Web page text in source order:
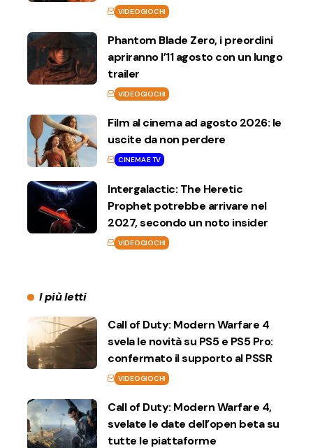
VIDEOGIOCHI
Phantom Blade Zero, i preordini
apriranno l’11 agosto con un lungo
trailer
VIDEOGIOCHI
Film al cinema ad agosto 2026: le
uscite da non perdere
CINEMA E TV
Intergalactic: The Heretic
Prophet potrebbe arrivare nel
2027, secondo un noto insider
VIDEOGIOCHI
I più letti
Call of Duty: Modern Warfare 4
svela le novità su PS5 e PS5 Pro:
confermato il supporto al PSSR
VIDEOGIOCHI
Call of Duty: Modern Warfare 4,
svelate le date dell’open beta su
tutte le piattaforme